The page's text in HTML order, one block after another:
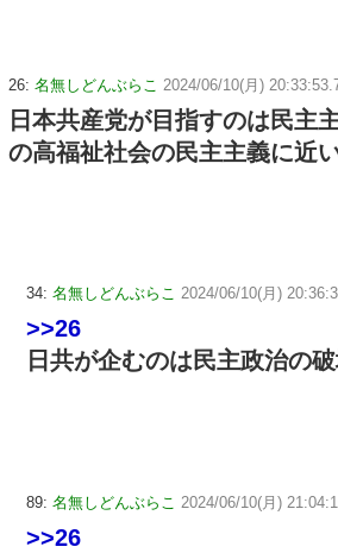
26: 名無しどんぶらこ 2024/06/10(月)
日本共産党が目指すのは民主
の高福祉社会の民主主義に近い
34: 名無しどんぶらこ 2024/06/10(月)
>>26
日共が企むのは民主政治の
89: 名無しどんぶらこ 2024/06/10(月)
>>26